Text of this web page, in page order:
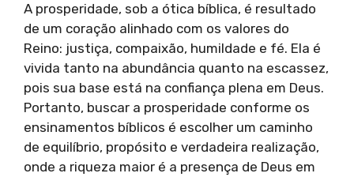
A prosperidade, sob a ótica bíblica, é resultado
de um coração alinhado com os valores do
Reino: justiça, compaixão, humildade e fé. Ela é
vivida tanto na abundância quanto na escassez,
pois sua base está na confiança plena em Deus.
Portanto, buscar a prosperidade conforme os
ensinamentos bíblicos é escolher um caminho
de equilíbrio, propósito e verdadeira realização,
onde a riqueza maior é a presença de Deus em